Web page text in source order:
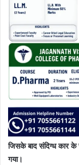
जिसके बाद संदिग्ध कार
गया।